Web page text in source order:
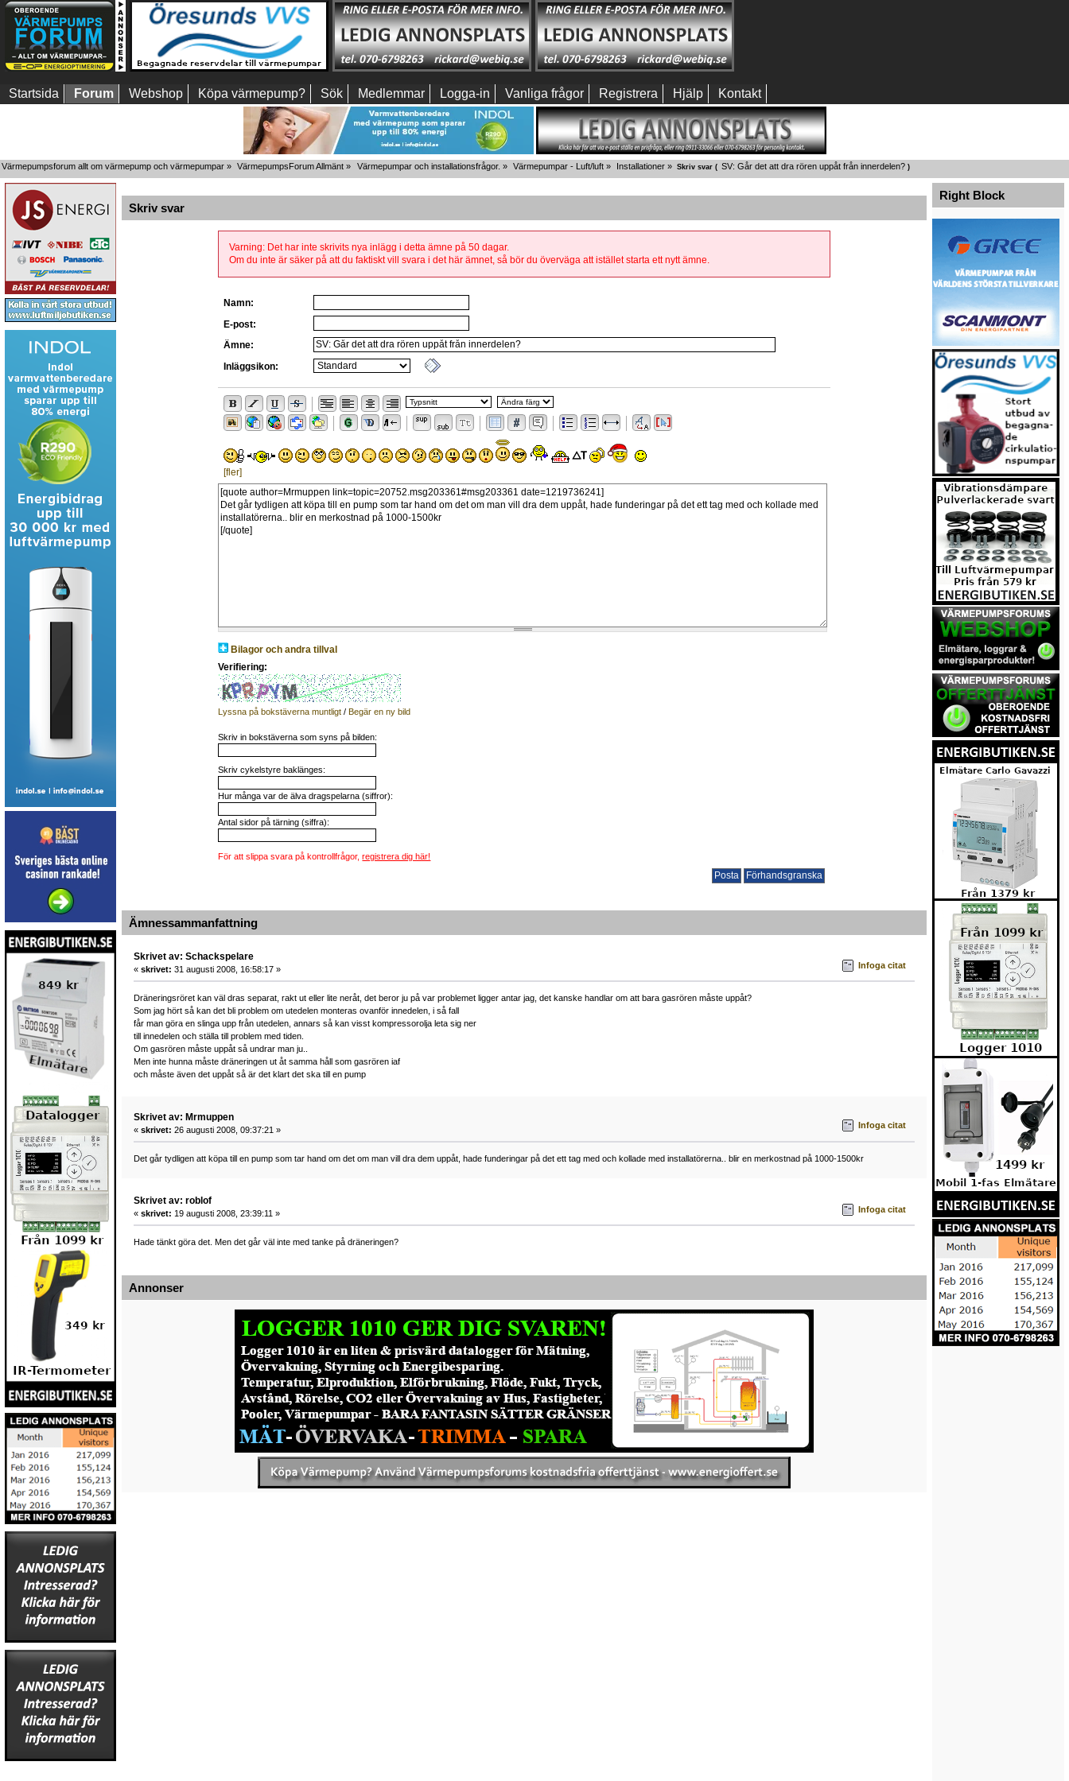
Startsida Forum Webshop Köpa värmepump? Sök Medlemmar Logga-in Vanliga frågor Registrera Hjälp Kontakt
Värmepumpsforum allt om värmepump och värmepumpar » VärmepumpsForum Allmänt » Värmepumpar och installationsfrågor. » Värmepumpar - Luft/luft» Installationer » Skriv svar ( SV: Går det att dra rören uppåt från innerdelen?)
Skriv svar
Varning: Det har inte skrivits nya inlägg i detta ämne på 50 dagar.
Om du inte är säker på att du faktiskt vill svara i det här ämnet, så bör du överväga att istället starta ett nytt ämne.
Namn:
E-post:
Ämne:
Inläggsikon:
[fler]
Bilagor och andra tillval
Verifiering:
Lyssna på bokstäverna muntligt /Begär en ny bild
Skriv in bokstäverna som syns på bilden:
Skriv cykelstyre baklänges:
Hur många var de älva dragspelarna (siffror):
Antal sidor på tärning (siffra):
För att slippa svara på kontrollfrågor,registrera dig här!
Ämnessammanfattning
Skrivet av: Schackspelare
« skrivet: 31 augusti 2008, 16:58:17 » Infoga citat
Dräneringsröret kan väl dras separat, rakt ut eller lite neråt, det beror ju på var problemet ligger antar jag, det kanske handlar om att bara gasrören måste uppåt?
Som jag hört så kan det bli problem om utedelen monteras ovanför innedelen, i så fall
får man göra en slinga upp från utedelen, annars så kan visst kompressorolja leta sig ner
till innedelen och ställa till problem med tiden.
Om gasrören måste uppåt så undrar man ju..
Men inte hunna måste dräneringen ut åt samma håll som gasrören iaf
och måste även det uppåt så är det klart det ska till en pump
Skrivet av: Mrmuppen
« skrivet: 26 augusti 2008, 09:37:21 » Infoga citat
Det går tydligen att köpa till en pump som tar hand om det om man vill dra dem uppåt, hade funderingar på det ett tag med och kollade med installatörerna.. blir en merkostnad på 1000-1500kr
Skrivet av: roblof
« skrivet: 19 augusti 2008, 23:39:11 » Infoga citat
Hade tänkt göra det. Men det går väl inte med tanke på dräneringen?
Annonser
Right Block